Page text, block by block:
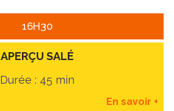
16H30
APERÇU SALÉ
Durée : 45 min
En savoir +